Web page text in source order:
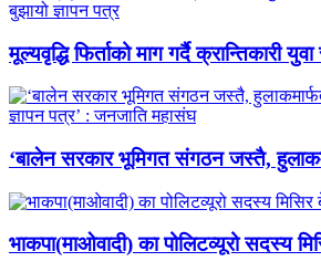
मूल्यवृद्धि फिर्ताको माग गर्दै क्रान्तिकारी
‘बालेन सरकार भूमिगत संगठन जस्तै,
भाकपा(माओवादी) का पोलिटव्यूरो सदस्य